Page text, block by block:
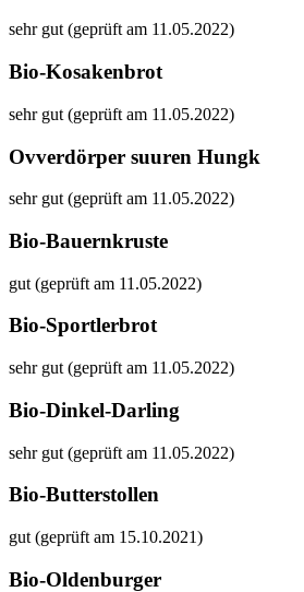
sehr gut (geprüft am 11.05.2022)
Bio-Kosakenbrot
sehr gut (geprüft am 11.05.2022)
Ovverdörper suuren Hungk
sehr gut (geprüft am 11.05.2022)
Bio-Bauernkruste
gut (geprüft am 11.05.2022)
Bio-Sportlerbrot
sehr gut (geprüft am 11.05.2022)
Bio-Dinkel-Darling
sehr gut (geprüft am 11.05.2022)
Bio-Butterstollen
gut (geprüft am 15.10.2021)
Bio-Oldenburger